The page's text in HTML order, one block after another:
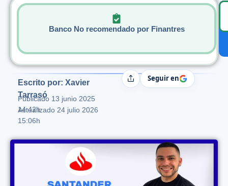
Banco No recomendado por Finantres
Escrito por: Xavier
Tarrasó
Publicado 13 junio 2025
14:42h
Actualizado 24 julio 2026
15:06h
CompartirSeguir en